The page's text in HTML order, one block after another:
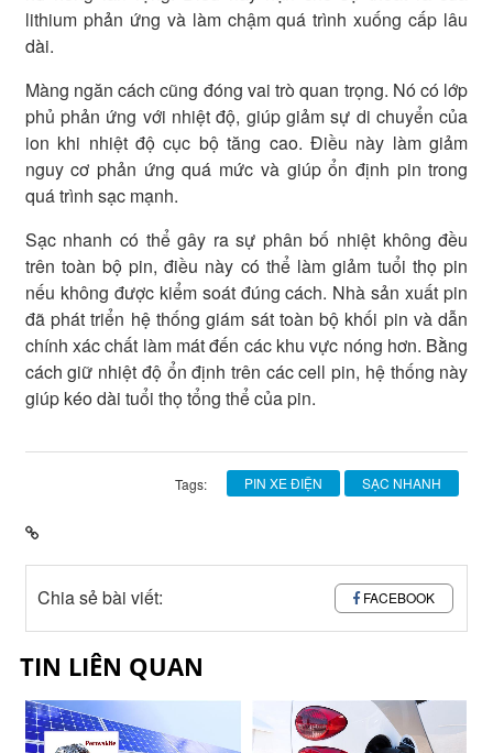
lithium phản ứng và làm chậm quá trình xuống cấp lâu
dài.
Màng ngăn cách cũng đóng vai trò quan trọng. Nó có lớp
phủ phản ứng với nhiệt độ, giúp giảm sự di chuyển của
ion khi nhiệt độ cục bộ tăng cao. Điều này làm giảm
nguy cơ phản ứng quá mức và giúp ổn định pin trong
quá trình sạc mạnh.
Sạc nhanh có thể gây ra sự phân bố nhiệt không đều
trên toàn bộ pin, điều này có thể làm giảm tuổi thọ pin
nếu không được kiểm soát đúng cách. Nhà sản xuất pin
đã phát triển hệ thống giám sát toàn bộ khối pin và dẫn
chính xác chất làm mát đến các khu vực nóng hơn. Bằng
cách giữ nhiệt độ ổn định trên các cell pin, hệ thống này
giúp kéo dài tuổi thọ tổng thể của pin.
Tags: PIN XE ĐIỆN SẠC NHANH
Chia sẻ bài viết: FACEBOOK
TIN LIÊN QUAN